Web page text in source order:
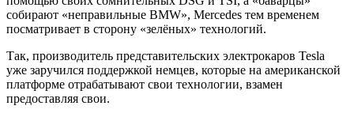
собирают «неправильные BMW», Mercedes тем временем
посматривает в сторону «зелёных» технологий.
Так, производитель представительских электрокаров Tesla
уже заручился поддержкой немцев, которые на американской
платформе отрабатывают свои технологии, взамен
предоставляя свои.